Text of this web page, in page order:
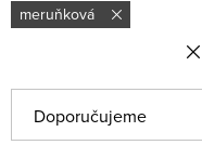
meruňková
Doporučujeme